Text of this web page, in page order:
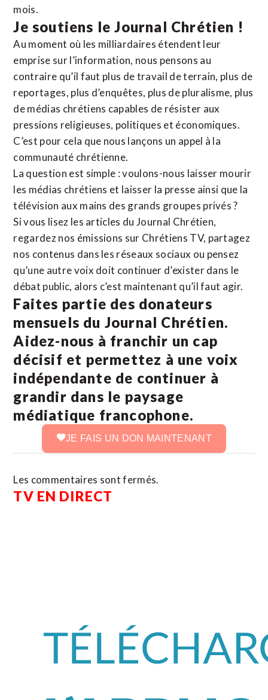
mois.
Je soutiens le Journal Chrétien !
Au moment où les milliardaires étendent leur
emprise sur l’information, nous pensons au
contraire qu’il faut plus de travail de terrain, plus de
reportages, plus d’enquêtes, plus de pluralisme, plus
de médias chrétiens capables de résister aux
pressions religieuses, politiques et économiques.
C’est pour cela que nous lançons un appel à la
communauté chrétienne.
La question est simple : voulons-nous laisser mourir
les médias chrétiens et laisser la presse ainsi que la
télévision aux mains des grands groupes privés ?
Si vous lisez les articles du Journal Chrétien,
regardez nos émissions sur Chrétiens TV, partagez
nos contenus dans les réseaux sociaux ou pensez
qu’une autre voix doit continuer d’exister dans le
débat public, alors c’est maintenant qu’il faut agir.
Faites partie des donateurs
mensuels du Journal Chrétien.
Aidez-nous à franchir un cap
décisif et permettez à une voix
indépendante de continuer à
grandir dans le paysage
médiatique francophone.
JE FAIS UN DON MAINTENANT
Les commentaires sont fermés.
TV EN DIRECT